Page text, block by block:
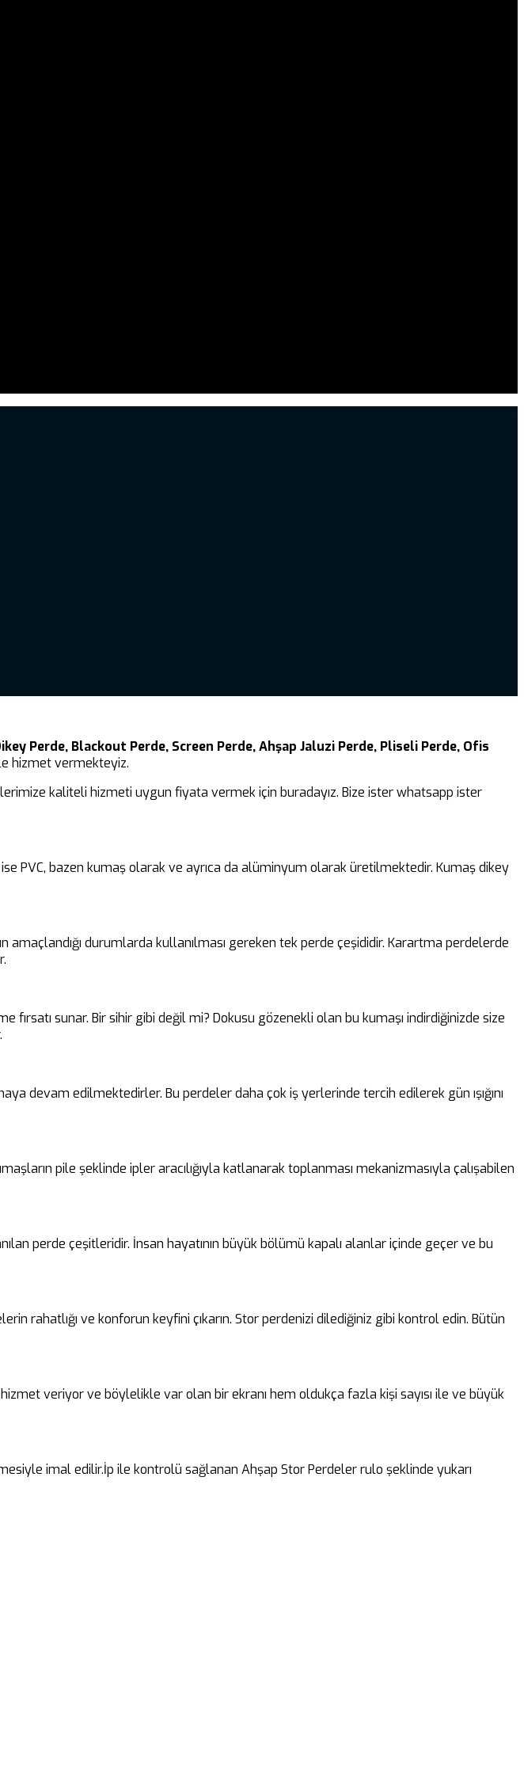
Perde, Blackout Perde, Screen Perde, Ahşap Jaluzi Perde, Pliseli Perde, Ofis
hizmet vermekteyiz.
kaliteli hizmeti uygun fiyata vermek için buradayız. Bize ister whatsapp ister
PVC, bazen kumaş olarak ve ayrıca da alüminyum olarak üretilmektedir. Kumaş dikey
durumlarda kullanılması gereken tek perde çeşididir. Karartma perdelerde
sunar. Bir sihir gibi değil mi? Dokusu gözenekli olan bu kumaşı indirdiğinizde size
devam edilmektedirler. Bu perdeler daha çok iş yerlerinde tercih edilerek gün ışığını
pile şeklinde ipler aracılığıyla katlanarak toplanması mekanizmasıyla çalışabilen
perde çeşitleridir. İnsan hayatının büyük bölümü kapalı alanlar içinde geçer ve bu
rahatlığı ve konforun keyfini çıkarın. Stor perdenizi dilediğiniz gibi kontrol edin. Bütün
veriyor ve böylelikle var olan bir ekranı hem oldukça fazla kişi sayısı ile ve büyük
imal edilir.İp ile kontrolü sağlanan Ahşap Stor Perdeler rulo şeklinde yukarı